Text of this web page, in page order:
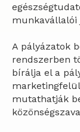
munkavállalói
A pályázatok
rendszerben
bírálja el a
mutathatják